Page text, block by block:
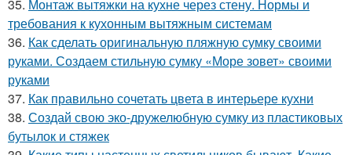
35. Монтаж вытяжки на кухне через стену. Нормы и
требования к кухонным вытяжным системам
36. Как сделать оригинальную пляжную сумку своими
руками. Создаем стильную сумку «Море зовет» своими
руками
37. Как правильно сочетать цвета в интерьере кухни
38. Создай свою эко-дружелюбную сумку из пластиковых
бутылок и стяжек